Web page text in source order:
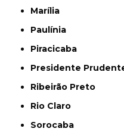
Marília
Paulínia
Piracicaba
Presidente
Ribeirão Preto
Rio Claro
Sorocaba